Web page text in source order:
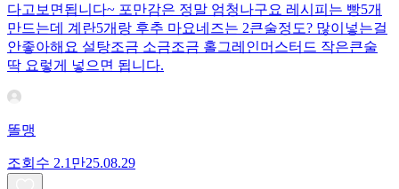
다고보면됩니다~ 포만감은 정말 엄청나구요 레시피는 빵5개
만드는데 계란5개랑 후추 마요네즈는 2큰술정도? 많이넣는걸
안좋아해요 설탕조금 소금조금 홀그레인머스터드 작은큰술
딱 요렇게 넣으면 됩니다.
똘맹
조회수 2.1만25.08.29